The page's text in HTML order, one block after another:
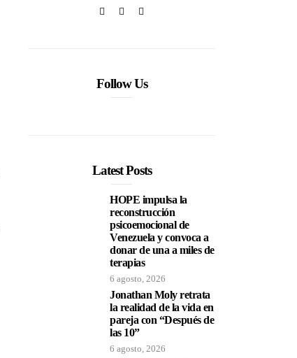
Follow Us
Latest Posts
HOPE impulsa la
reconstrucción
psicoemocional de
Venezuela y convoca a
donar de una a miles de
terapias
6 agosto, 2026
Jonathan Moly retrata
la realidad de la vida en
pareja con “Después de
las 10”
6 agosto, 2026